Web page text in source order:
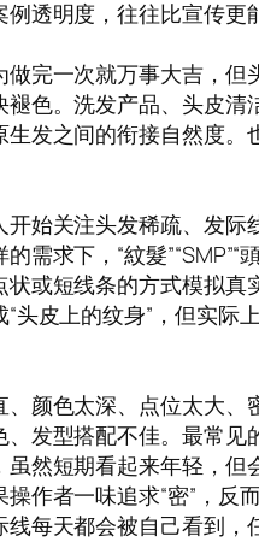
透明度，往往比宣传更
完一次就万事大吉，
色。洗发产品、头皮
发之间的衔接自然度
始关注头发稀疏、发
需求下，“紋髮
或短线条的方式模拟
头皮上的纹身”，但实
颜色太深、点位太大
发型搭配不佳。最常
然短期看起来年轻，
作者一味追求“密”，
每天都会被自己看到，